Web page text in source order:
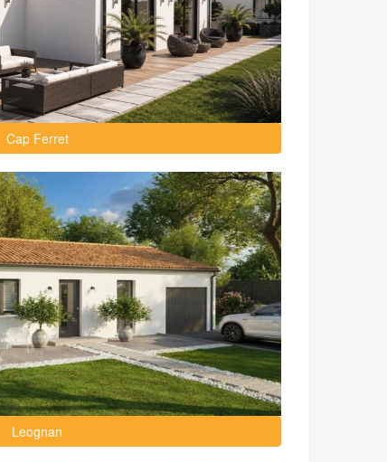
Cap Ferret
Leognan